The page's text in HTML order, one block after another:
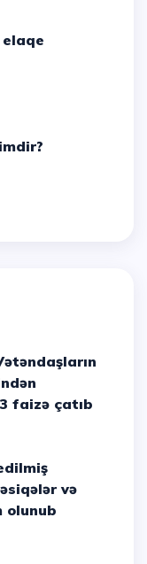
faizə çatıb
və
olunub